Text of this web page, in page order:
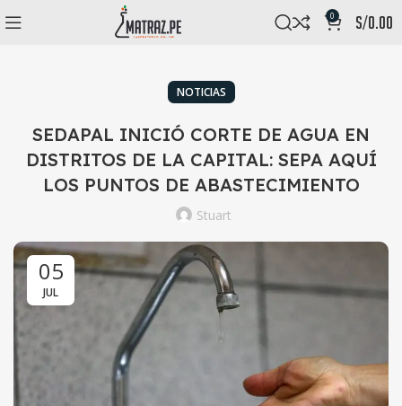
0 s/0.00
NOTICIAS
SEDAPAL INICIÓ CORTE DE AGUA EN
DISTRITOS DE LA CAPITAL: SEPA AQUÍ
LOS PUNTOS DE ABASTECIMIENTO
Stuart
05
JUL